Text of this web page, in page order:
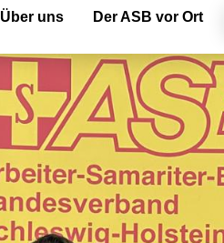
Über uns Der ASB vor Ort